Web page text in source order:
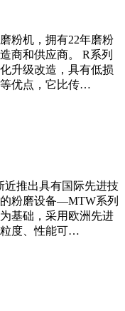
粉机，拥有22年磨粉
商和供应商。 R系列
升级改造，具有低损
优点，它比传…
近推出具有国际先进技
粉磨设备—MTW系列
基础，采用欧洲先进
度、性能可…